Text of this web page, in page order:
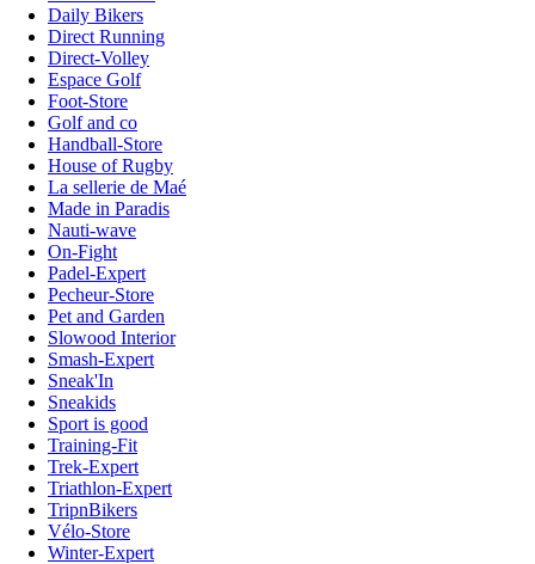
Daily Bikers
Direct Running
Direct-Volley
Espace Golf
Foot-Store
Golf and co
Handball-Store
House of Rugby
La sellerie de Maé
Made in Paradis
Nauti-wave
On-Fight
Padel-Expert
Pecheur-Store
Pet and Garden
Slowood Interior
Smash-Expert
Sneak'In
Sneakids
Sport is good
Training-Fit
Trek-Expert
Triathlon-Expert
TripnBikers
Vélo-Store
Winter-Expert